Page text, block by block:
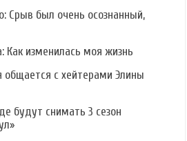
Срыв был очень осознанный,
Как изменилась моя жизнь
общается с хейтерами Элины
будут снимать 3 сезон